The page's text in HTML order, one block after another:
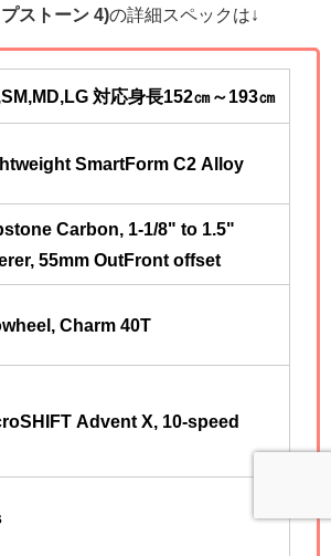
ストーン 4)の詳細スペックは↓
対応身長152㎝～193㎝
SmartForm C2 Alloy
Carbon, 1-1/8" to 1.5"
55mm OutFront offset
Charm 40T
Advent X, 10-speed